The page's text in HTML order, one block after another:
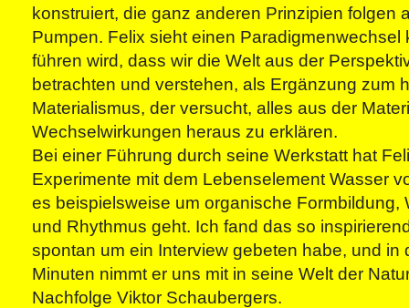
konstruiert, die ganz anderen Prinzipien folgen
Pumpen. Felix sieht einen Paradigmenwechsel
führen wird, dass wir die Welt aus der
betrachten und verstehen, als Ergänzung zum
Materialismus, der versucht, alles aus der
Wechselwirkungen heraus zu erklären.
Bei einer Führung durch seine Werkstatt hat
Experimente mit dem Lebenselement Wasser
es beispielsweise um organische Formbildung,
und Rhythmus geht. Ich fand das so
spontan um ein Interview gebeten habe, und in
Minuten nimmt er uns mit in seine Welt der
Nachfolge Viktor Schaubergers.